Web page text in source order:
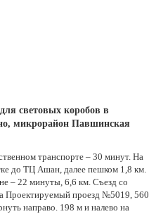
световых коробов в
микрорайон Павшинская
транспорте – 30 минут. На
до ТЦ Ашан, далее пешком 1,8 км.
– 22 минуты, 6,6 км. Съезд со
проезд №5019, 560
направо. 198 м и налево на